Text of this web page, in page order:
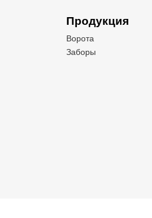
Продукция
Ворота
Заборы